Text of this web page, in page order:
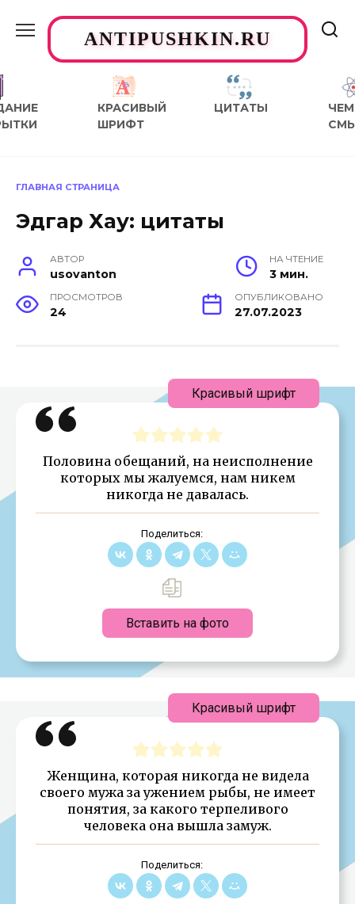
содержаниюANTIPUSHKIN.RU
КРАСИВЫЙ
ШРИФТ
ЦИТАТЫ
ЧЕМ
ГЛАВНАЯ СТРАНИЦА
Эдгар Хау: цитаты
АВТОР
usovanton
НА ЧТЕНИЕ
3 мин.
ПРОСМОТРОВ
24
ОПУБЛИКОВАНО
27.07.2023
Половина обещаний, на неисполнение
которых мы жалуемся, нам никем
никогда не давалась.
Поделиться:
Вставить на фото
Красивый шрифт
Женщина, которая никогда не видела
своего мужа за ужением рыбы, не имеет
понятия, за какого терпе­ливого
человека она вышла замуж.
Поделиться:
Красивый шрифт